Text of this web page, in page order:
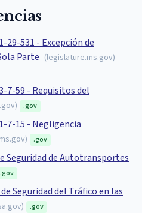
29-531 - Excepción de
Parte (legislature.ms.gov)
7-59 - Requisitos del
) .gov
7-15 - Negligencia
) .gov
Seguridad de Autotransportes
.gov
Seguridad del Tráfico en las
) .gov